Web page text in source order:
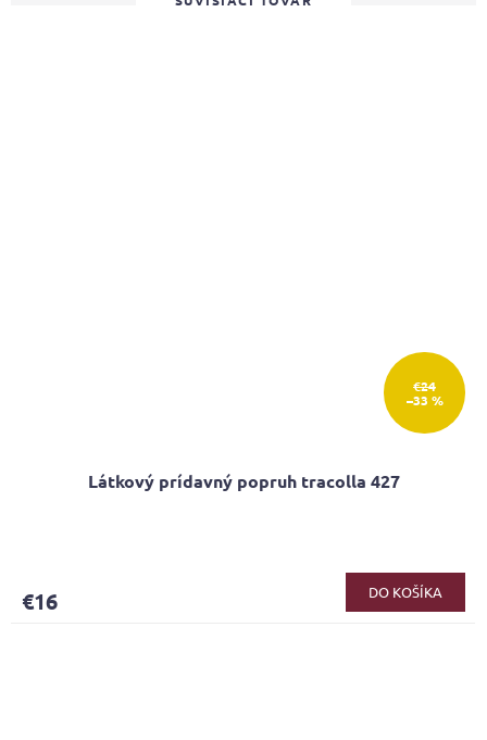
€24
–33 %
Látkový prídavný popruh tracolla 427
€16 DO KOŠÍKA